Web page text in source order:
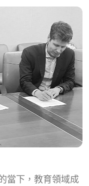
當下，教育領域成